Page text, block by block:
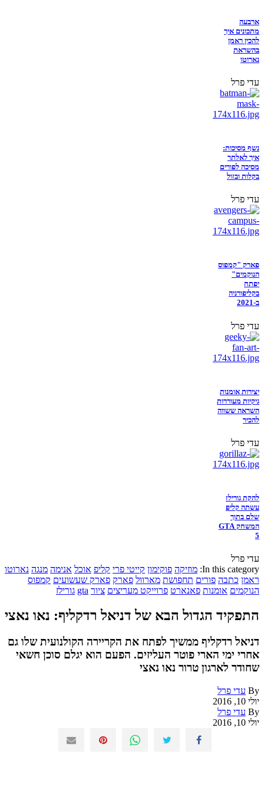
ארבעה
מתכונים איך
להכין ראמן
בהשראת
נארוטו
עדי פרל
נשף מסיכות:
איך לאלתר
מסיכה לפורים
בקלות ובזול
עדי פרל
פארק "קמפוס
הנוקמים"
יפתח
בקליפורניה
ב-2021
עדי פרל
יצירות אומנות
גיקיות מעוררות
השראה ששווה
להכיר
עדי פרל
להקת גורילז
עשתה קליפ
שלם בתוך
המשחק GTA
5
עדי פרל
In this category: מוזיקה פוקימון קייטי פרי קליפ אוכל אנימה מנגה נארוטו
ראמן כתבה פורים תחפושת מארוול פארק פארק שעשועים קמפוס
הנוקמים אומנות פאנארט פרוייקט מעריצים ציור gta גורילז
התפקיד הגדול הבא של דניאל רדקליף: נאו נאצי
דניאל רדקליף ממשיך לפתח את הקריירה הקולנועית שלו גם
אחרי ימי הארי פוטר העליזים. הפעם הוא יגלם סוכן חשאי
שחודר לארגון טרור נאו נאצי
By עדי פרל
יולי 10, 2016
By עדי פרל
יולי 10, 2016